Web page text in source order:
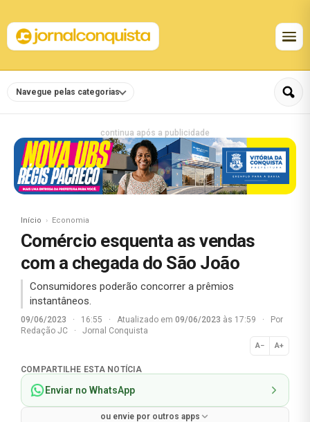
Navegue pelas categorias
continua após a publicidade
Início Economia
Comércio esquenta as vendas
com a chegada do São João
Consumidores poderão concorrer a prêmios
instantâneos.
09/06/2023 · 16:55 · Atualizado em 09/06/2023 às 17:59 ·
Por
Redação JC
· Jornal Conquista
A− A+
Normal
COMPARTILHE ESTA NOTÍCIA
Enviar no WhatsApp
ou envie por outros apps